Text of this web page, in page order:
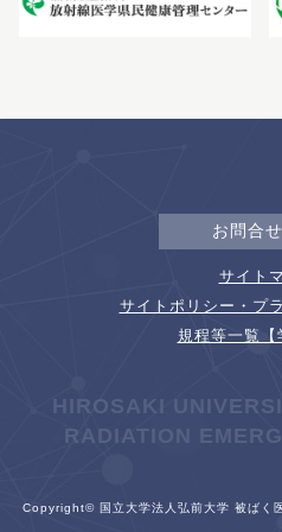
お問合せ
サイト
サイトポリシー・プ
規程等一覧【
HIROSAKI
RADIATION
Copyright© 国立大学法人弘前大学 被ばく